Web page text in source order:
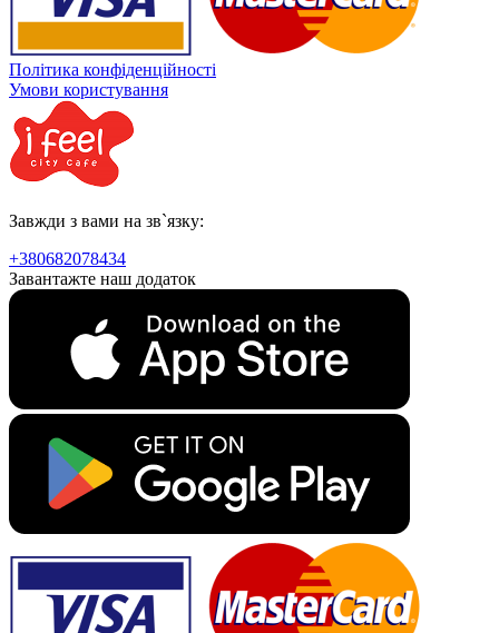
Політика конфіденційності
Умови користування
Завжди з вами на зв`язку:
+380682078434
Завантажте наш додаток